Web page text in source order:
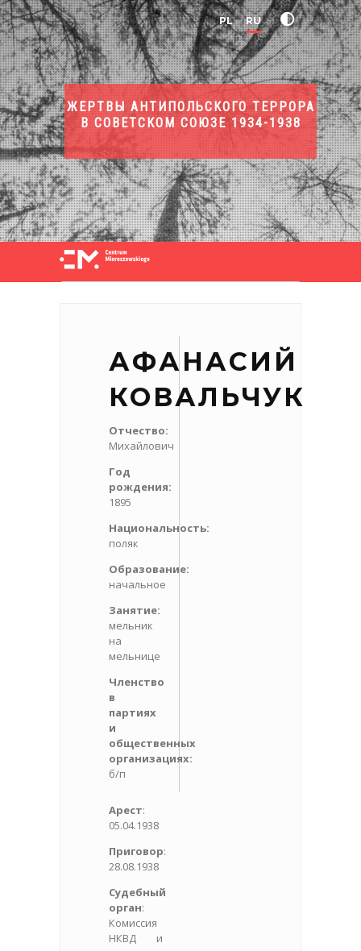
PL RU
ЖЕРТВЫ АНТИПОЛЬСКОГО ТЕРРОРА
В СОВЕТСКОМ СОЮЗЕ 1934-1938
АФАНАСИЙ
КОВАЛЬЧУК
Отчество:
Михайлович
Год
рождения:
1895
Национальность:
поляк
Образование:
начальное
Занятие:
мельник
на
мельнице
Членство
в
партиях
и
общественных
организациях:
б/п
Арест:
05.04.1938
Приговор:
28.08.1938
Судебный
орган:
Комиссия
НКВД и